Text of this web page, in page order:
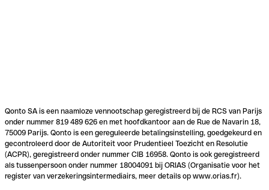
Qonto SA is een naamloze vennootschap geregistreerd bij de RCS van Parijs
onder nummer 819 489 626 en met hoofdkantoor aan de Rue de Navarin 18,
75009 Parijs. Qonto is een gereguleerde betalingsinstelling, goedgekeurd en
gecontroleerd door de Autoriteit voor Prudentieel Toezicht en Resolutie
(ACPR), geregistreerd onder nummer CIB 16958. Qonto is ook geregistreerd
als tussenpersoon onder nummer 18004091 bij ORIAS (Organisatie voor het
register van verzekeringsintermediairs, meer details op www.orias.fr).